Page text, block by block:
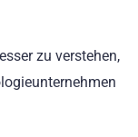
zu verstehen,